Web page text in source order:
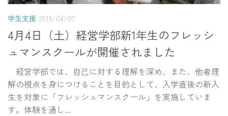
学生支援 2015/04/07
4月4日（土）経営学部新1年生のフレッシ
ュマンスクールが開催されました
経営学部では、自己に対する理解を深め、また、他者理
解の視点を身につけることを目的として、入学直後の新入
生を対象に「フレッシュマンスクール」を実施していま
す。体験を通し...